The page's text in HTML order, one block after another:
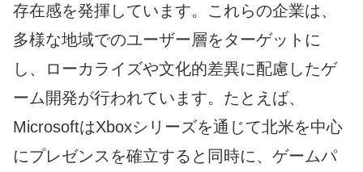
存在感を発揮しています。これらの企業は、
多様な地域でのユーザー層をターゲットに
し、ローカライズや文化的差異に配慮したゲ
ーム開発が行われています。たとえば、
MicrosoftはXboxシリーズを通じて北米を中心
にプレゼンスを確立すると同時に、ゲームパ